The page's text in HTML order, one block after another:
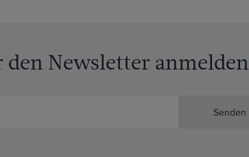
den Newsletter anmelden
Senden